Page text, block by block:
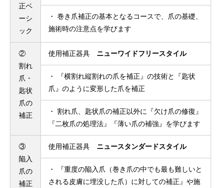
正ベ
ーシ
ック
・ 巻き爪補正の基本となるコースで、爪の基礎、
施術時の注意点を学びます
②
割れ
爪・
匙状
爪の
補正
使用補正器具 ニューワイドフリースタイル
・ 『横割れ縦割れの爪を補正』の技術と『匙状
爪』のように変形した爪を補正
・ 割れ爪、匙状爪の補正以外に『欠け爪の修復』
『二枚爪の処理法』『薄い爪の補強』を学びます
③
陥入
爪の
補正
使用補正器具 ニュースタンダードスタイル
・ 『重度の陥入爪（巻き爪の中でも最も難しいと
される皮膚に埋没した爪）に対しての補正』や施